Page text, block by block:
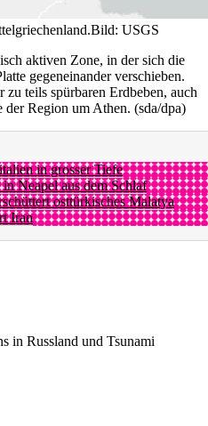
Bild: USGS
aktiven Zone, in der sich die
gegeneinander verschieben.
teils spürbaren Erdbeben, auch
Region um Athen. (sda/dpa)
in grosser Tiefe
Neapel aus dem Schlaf
osttürkisches Malatya
Iran
in Russland und Tsunami